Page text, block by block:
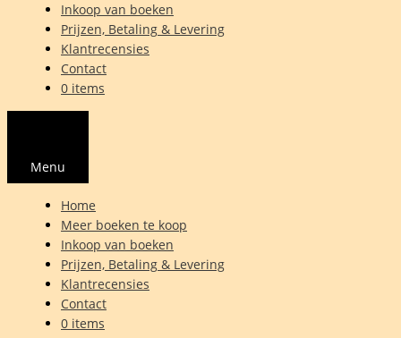
Inkoop van boeken
Prijzen, Betaling & Levering
Klantrecensies
Contact
0 items
Menu
Home
Meer boeken te koop
Inkoop van boeken
Prijzen, Betaling & Levering
Klantrecensies
Contact
0 items